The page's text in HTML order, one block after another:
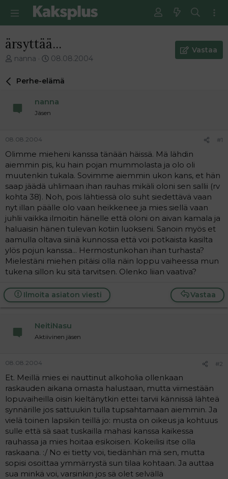
ärsyttää...
V
e
i
u
n
a
l
o
t
t
a
a
nanna
E
s
m
n
v
i
e
s
t
i
08.08.2004
Vastaa
Perhe-elämä
nanna
Jäsen
08.08.2004 #1
Olimme mieheni kanssa tänään häissä. Mä lähdin
aiemmin pis, ku hain pojan mummolasta ja olo oli
muutenkin tukala. Sovimme aiemmin ukon kans, et hän
saap jäädä uhlimaan ihan rauhas mikäli oloni sen sallii (rv
kohta 38). Noh, pois lähtiessä olo suht siedettävä vaan
nyt illan päälle olo vaan heikkenee ja mies siellä vaan
juhlii vaikka ilmoitin hänelle että oloni on aivan kamala ja
haluaisin hänen tulevan kotiin luokseni. Sanoin myös et
aamulla oltava siinä kunnossa että voi potkaista kasilta
ylös pojun kanssa... Hermostunkohan ihan turhasta?
Mielestäni miehen pitäisi olla näin loppu vaiheessa mun
tukena sillon ku sitä tarvitsen. Olenko liian vaativa?
Vastaa
Ilmoita asiaton viesti
NeitiNasu
Aktiivinen jäsen
08.08.2004 #2
Et. Meillä mies ei nauttinut alkoholia ollenkaan
raskauden aikana omasta halustaan, mutta viimestään
lopuvaiheilla oisin kieltänytkin ettei tarvii kännissä lähteä
synnärille jos sattuukin tulla tupsahtamaan aiemmin. Ja
vielä toinen lapsikin teillä jo: musta on oikeus ja kohtuus
sulle että sä saat tuskailla mahasi kanssa kaikessa
rauhassa ja mies hoitaa esikoisen. Kokeilisi itse olla
raskaana. :/ No ei tietty voi, tiedänhän mä sen, mutta
sopisi osoittaa ymmärrystä sun tilaa kohtaan. Ja auttaa
sua minkä voi, varsinkin jos sä olet selvällä